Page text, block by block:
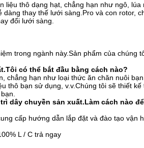
thô dạng hạt, chẳng hạn như ngô, lúa
thay thế lưới sàng.Pro và con rotor,
đổi lưới sàng.
trong ngành này.Sản phẩm của chúng
có thể bắt đầu bằng cách nào?
chẳng hạn như loại thức ăn chăn nuôi
thô bạn sử dụng, v.v.Chúng tôi sẽ thiết
dây chuyền sản xuất.Làm cách nào
cấp hướng dẫn lắp đặt và đào tạo vận
L / C trả ngay